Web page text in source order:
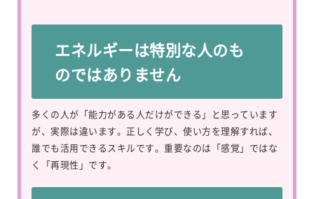
エネルギーは特別な人のも
のではありません
多くの人が「能力がある人だけができる」と思っています
が、実際は違います。正しく学び、使い方を理解すれば、
誰でも活用できるスキルです。重要なのは「感覚」ではな
く「再現性」です。